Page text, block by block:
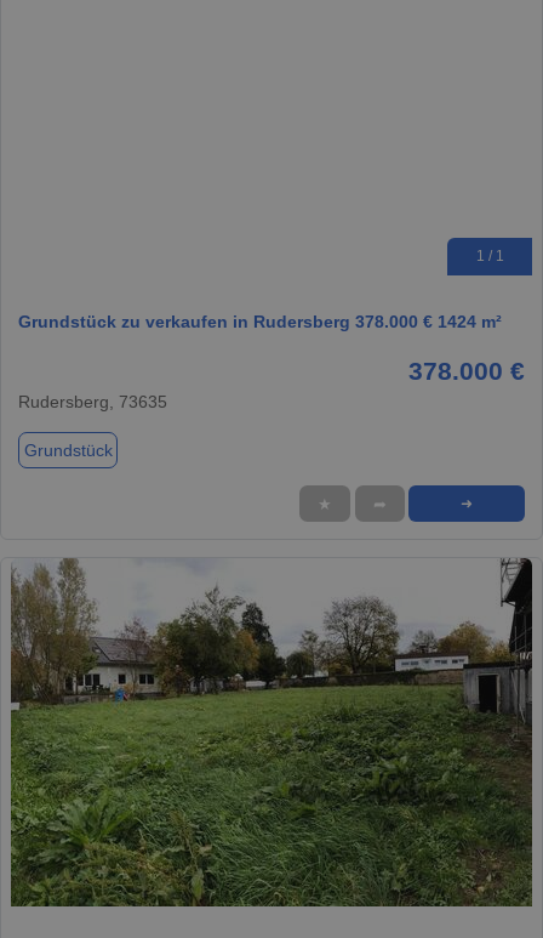
1 / 1
Grundstück zu verkaufen in Rudersberg 378.000 € 1424 m²
378.000 €
Rudersberg, 73635
Grundstück
★ ➦ ➜
1 / 13